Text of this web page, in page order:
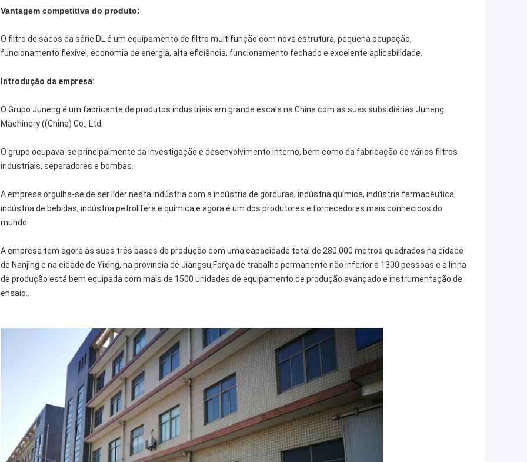
Vantagem competitiva do produto:
O filtro de sacos da série DL é um equipamento de filtro multifunção com nova estrutura, pequena ocupação,
funcionamento flexível, economia de energia, alta eficiência, funcionamento fechado e excelente aplicabilidade.
Introdução da empresa:
O Grupo Juneng é um fabricante de produtos industriais em grande escala na China com as suas subsidiárias Juneng
Machinery ((China) Co., Ltd.
O grupo ocupava-se principalmente da investigação e desenvolvimento interno, bem como da fabricação de vários filtros
industriais, separadores e bombas.
A empresa orgulha-se de ser líder nesta indústria com a indústria de gorduras, indústria química, indústria farmacêutica,
indústria de bebidas, indústria petrolífera e química,e agora é um dos produtores e fornecedores mais conhecidos do
mundo.
A empresa tem agora as suas três bases de produção com uma capacidade total de 280.000 metros quadrados na cidade
de Nanjing e na cidade de Yixing, na província de Jiangsu,Força de trabalho permanente não inferior a 1300 pessoas e a linha
de produção está bem equipada com mais de 1500 unidades de equipamento de produção avançado e instrumentação de
ensaio..